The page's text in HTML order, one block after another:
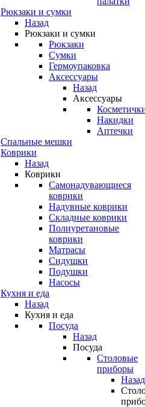
Рюкзаки и сумки
Назад
Рюкзаки и сумки
Рюкзаки
Сумки
Гермоупаковка
Аксессуары
Назад
Аксессуары
Накидки
Аптечки
Спальные мешки
Коврики
Назад
Коврики
Самонадувающиеся
коврики
Надувные коврики
Складные коврики
Полиуретановые
коврики
Матрасы
Сидушки
Подушки
Насосы
Кухня и еда
Назад
Кухня и еда
Посуда
Назад
Посуда
Столовые
приборы
Назад